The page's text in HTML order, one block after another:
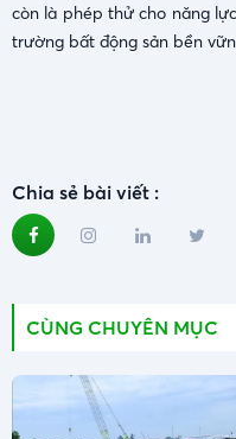
còn là phép thử cho năng
trường bất động sản bền
Nghĩa
Chia sẻ bài viết :
CÙNG CHUYÊN MỤC